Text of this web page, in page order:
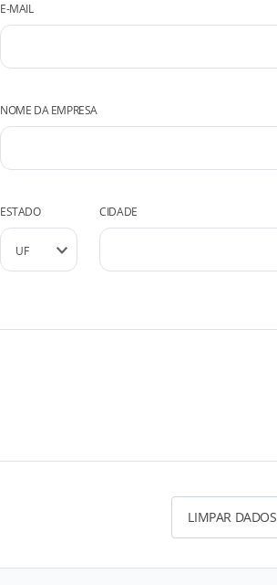
E-MAIL
NOME DA EMPRESA
ESTADO CIDADE
LIMPAR DADOS